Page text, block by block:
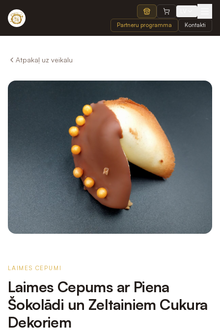
Partneru programma Kontakti
Atpakaļ uz veikalu
LAIMES CEPUMI
Laimes Cepums ar Piena
Šokolādi un Zeltainiem Cukura
Dekoriem